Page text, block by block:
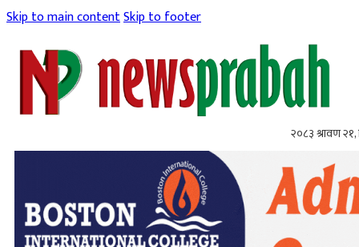
Skip to main contentSkip to footer
२०८३ श्रावण २१,